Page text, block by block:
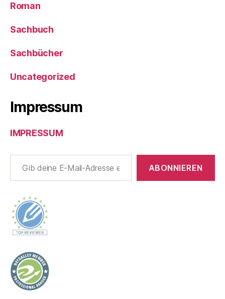
Roman
Sachbuch
Sachbücher
Uncategorized
Impressum
IMPRESSUM
Gib deine E-Mail-Adresse ein ...
ABONNIEREN